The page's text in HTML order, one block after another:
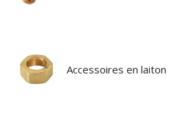
Accessoires en laiton